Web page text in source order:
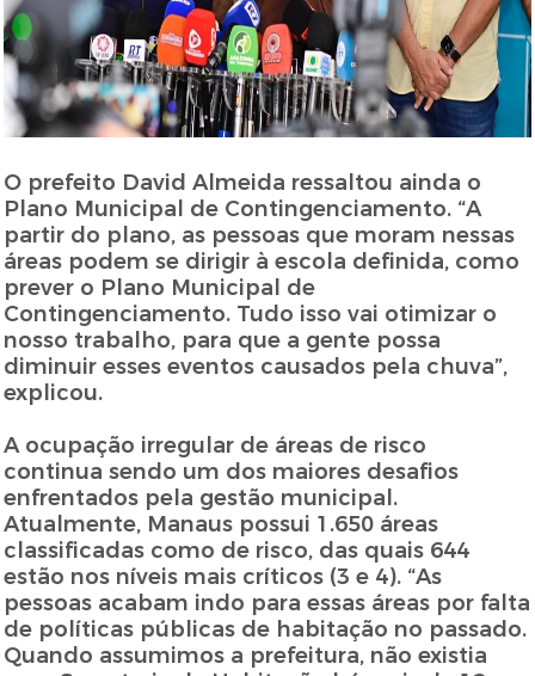
O prefeito David Almeida ressaltou ainda o
Plano Municipal de Contingenciamento. “A
partir do plano, as pessoas que moram nessas
áreas podem se dirigir à escola definida, como
prever o Plano Municipal de
Contingenciamento. Tudo isso vai otimizar o
nosso trabalho, para que a gente possa
diminuir esses eventos causados pela chuva”,
explicou.
A ocupação irregular de áreas de risco
continua sendo um dos maiores desafios
enfrentados pela gestão municipal.
Atualmente, Manaus possui 1.650 áreas
classificadas como de risco, das quais 644
estão nos níveis mais críticos (3 e 4). “As
pessoas acabam indo para essas áreas por falta
de políticas públicas de habitação no passado.
Quando assumimos a prefeitura, não existia